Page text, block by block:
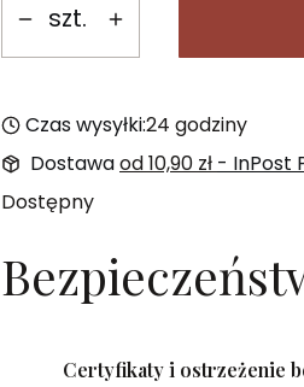
szt.
Czas wysyłki:24 godziny
Dostawaod 10,90 zł - InPost
Dostępny
Certyfikaty i ostrzeżenie